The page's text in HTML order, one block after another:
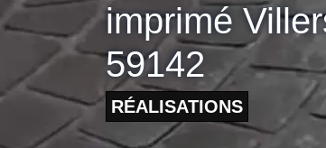
imprimé
59142
RÉALISATIONS